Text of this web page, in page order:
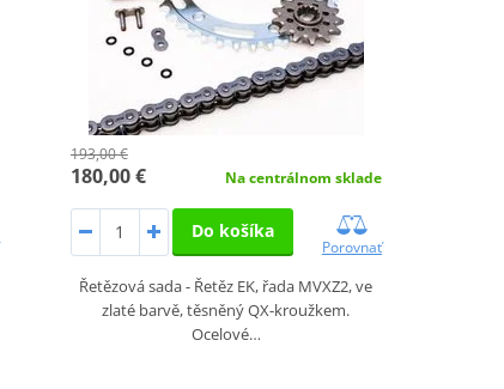
193,00 €
180,00 € Na centrálnom sklade
Do košíka
Porovnať
Řetězová sada - Řetěz EK, řada MVXZ2, ve
zlaté barvě, těsněný QX-kroužkem.
Ocelové…